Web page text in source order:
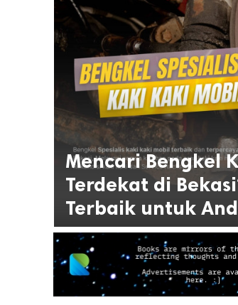
Mencari Bengkel
Terdekat di
Terbaik untuk